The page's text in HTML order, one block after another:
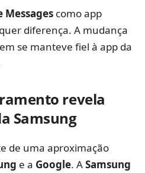
Messages como app
diferença. A mudança
se manteve fiel à app da
revela
Samsung
de uma aproximação
e a Google. ASamsung